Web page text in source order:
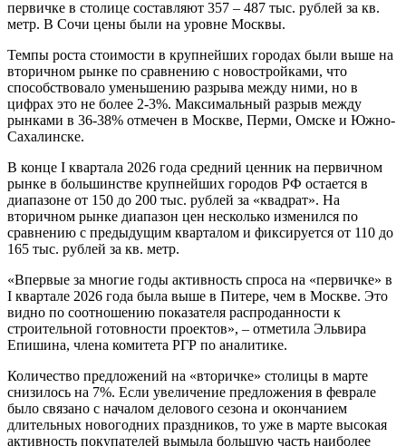
первичке в столице составляют 357 – 487 тыс. рублей за кв.
метр. В Сочи цены были на уровне Москвы.
Темпы роста стоимости в крупнейших городах были выше на
вторичном рынке по сравнению с новостройками, что
способствовало уменьшению разрыва между ними, но в
цифрах это не более 2-3%. Максимальный разрыв между
рынками в 36-38% отмечен в Москве, Перми, Омске и Южно-
Сахалинске.
В конце I квартала 2026 года средний ценник на первичном
рынке в большинстве крупнейших городов РФ остается в
диапазоне от 150 до 200 тыс. рублей за «квадрат». На
вторичном рынке диапазон цен несколько изменился по
сравнению с предыдущим кварталом и фиксируется от 110 до
165 тыс. рублей за кв. метр.
«Впервые за многие годы активность спроса на «первичке» в
I квартале 2026 года была выше в Питере, чем в Москве. Это
видно по соотношению показателя распроданности к
строительной готовности проектов», – отметила Эльвира
Епишина, члена комитета РГР по аналитике.
Количество предложений на «вторичке» столицы в марте
снизилось на 7%. Если увеличение предложения в феврале
было связано с началом делового сезона и окончанием
длительных новогодних праздников, то уже в марте высокая
активность покупателей вымыла большую часть наиболее